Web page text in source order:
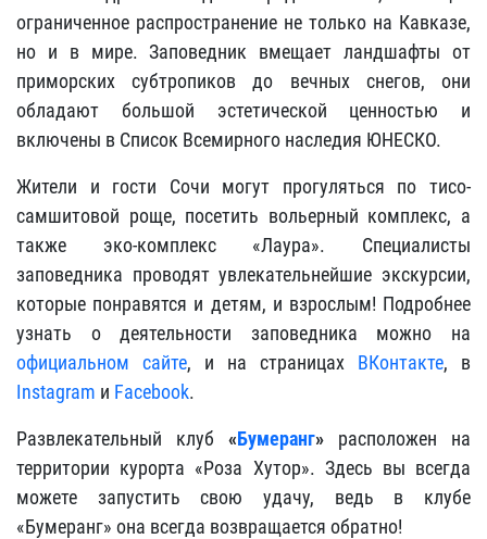
ограниченное распространение не только на Кавказе,
но и в мире. Заповедник вмещает ландшафты от
приморских субтропиков до вечных снегов, они
обладают большой эстетической ценностью и
включены в Список Всемирного наследия ЮНЕСКО.
Жители и гости Сочи могут прогуляться по тисо-
самшитовой роще, посетить вольерный комплекс, а
также эко-комплекс «Лаура». Специалисты
заповедника проводят увлекательнейшие экскурсии,
которые понравятся и детям, и взрослым! Подробнее
узнать о деятельности заповедника можно на
официальном сайте, и на страницах ВКонтакте, в
Instagram и Facebook.
Развлекательный клуб «Бумеранг» расположен на
территории курорта «Роза Хутор». Здесь вы всегда
можете запустить свою удачу, ведь в клубе
«Бумеранг» она всегда возвращается обратно!